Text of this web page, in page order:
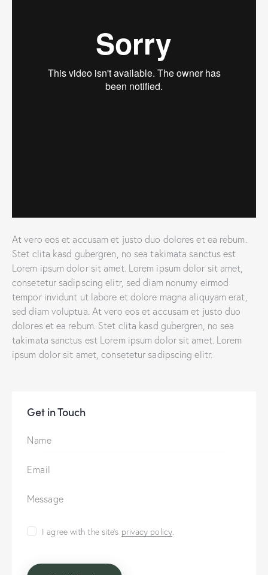
At vero eos et accusam et justo duo dolores et ea rebum.
Stet clita kasd gubergren, no sea takimata sanctus est
Lorem ipsum dolor sit amet. Lorem ipsum dolor sit amet,
consetetur sadipscing elitr, sed diam nonumy eirmod
tempor invidunt ut labore et dolore magna aliquyam erat,
sed diam voluptua. At vero eos et accusam et justo duo
dolores et ea rebum. Stet clita kasd gubergren, no sea
takimata sanctus est Lorem ipsum dolor sit amet. Lorem
ipsum dolor sit amet, consetetur sadipscing elitr.
Get in Touch
I agree with the site’s privacy policy.